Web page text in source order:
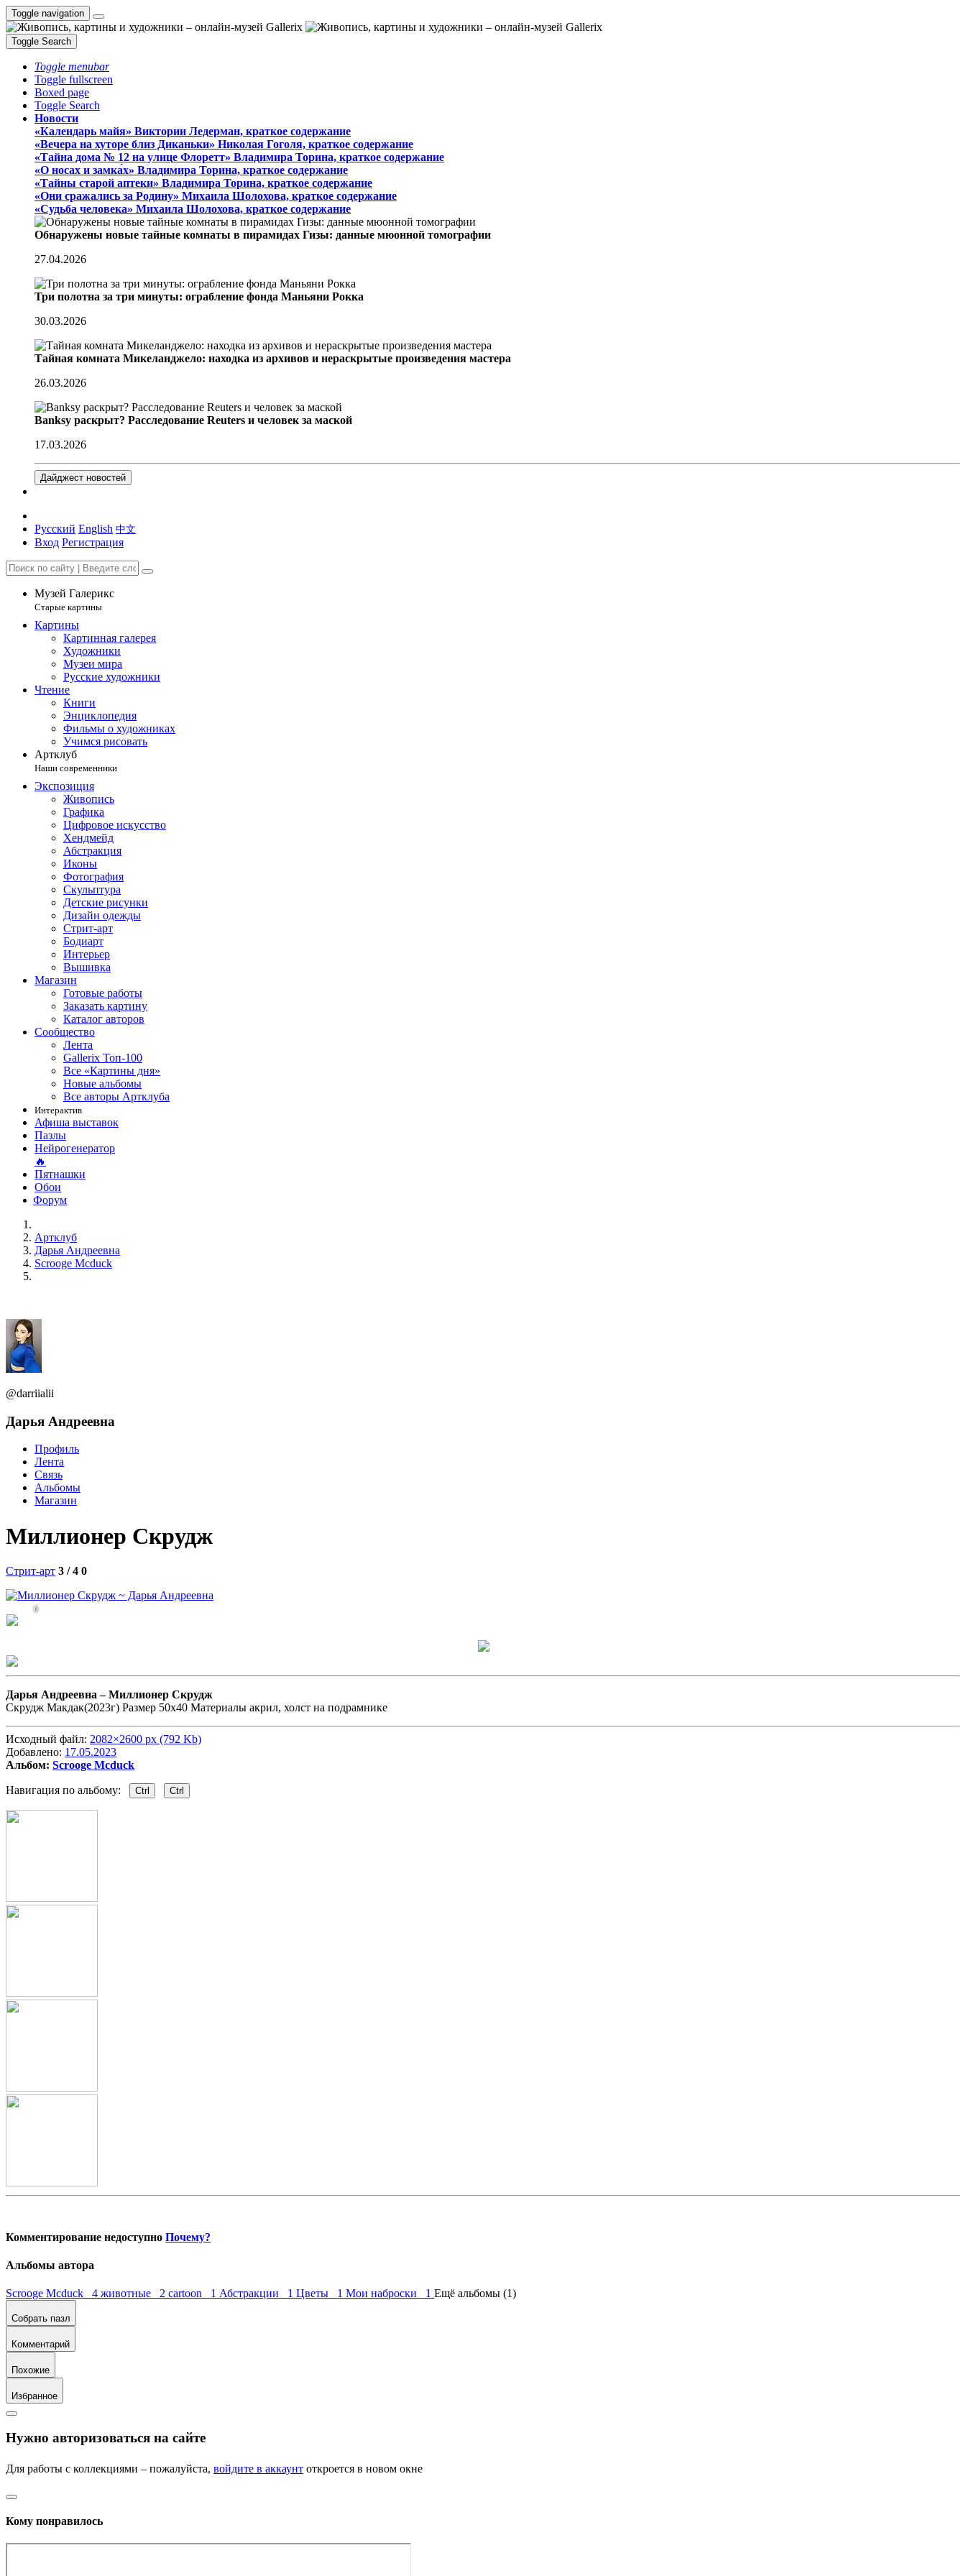
Toggle navigation
Toggle Search
Toggle menubar
Toggle fullscreen
Boxed page
Toggle Search
Новости
«Календарь майя» Виктории Ледерман, краткое содержание
«Вечера на хуторе близ Диканьки» Николая Гоголя, краткое содержание
«Тайна дома № 12 на улице Флоретт» Владимира Торина, краткое содержание
«О носах и замка́х» Владимира Торина, краткое содержание
«Тайны старой аптеки» Владимира Торина, краткое содержание
«Они сражались за Родину» Михаила Шолохова, краткое содержание
«Судьба человека» Михаила Шолохова, краткое содержание
Обнаружены новые тайные комнаты в пирамидах Гизы: данные мюонной томографии
27.04.2026
Три полотна за три минуты: ограбление фонда Маньяни Рокка
30.03.2026
Тайная комната Микеланджело: находка из архивов и нераскрытые произведения мастера
26.03.2026
Banksy раскрыт? Расследование Reuters и человек за маской
17.03.2026
Дайджест новостей
Русский English 中文
Вход Регистрация
Музей Галерикс
Старые картины
Картины
Картинная галерея
Художники
Музеи мира
Русские художники
Чтение
Книги
Энциклопедия
Фильмы о художниках
Учимся рисовать
Артклуб
Наши современники
Экспозиция
Живопись
Графика
Цифровое искусство
Хендмейд
Абстракция
Иконы
Фотография
Скульптура
Детские рисунки
Дизайн одежды
Стрит-арт
Бодиарт
Интерьер
Вышивка
Магазин
Готовые работы
Заказать картину
Каталог авторов
Сообщество
Лента
Gallerix Топ-100
Все «Картины дня»
Новые альбомы
Все авторы Артклуба
Интерактив
Афиша выставок
Пазлы
Нейрогенератор
🔥
Пятнашки
Обои
Форум
Артклуб
Дарья Андреевна
Scrooge Mcduck
@darriialii
Дарья Андреевна
Профиль
Лента
Связь
Альбомы
Магазин
Миллионер Скрудж
Стрит-арт 3 / 4 0
0
Дарья Андреевна –Миллионер Скрудж
Скрудж Макдак(2023г) Размер 50х40 Материалы акрил, холст на подрамнике
Исходный файл: 2082×2600 px (792 Kb)
Добавлено: 17.05.2023
Альбом: Scrooge Mcduck
Навигация по альбому: Ctrl Ctrl
Комментирование недоступно Почему?
Альбомы автора
Scrooge Mcduck 4 животные 2 cartoon 1 Абстракции 1 Цветы 1 Мои наброски 1 Ещё альбомы (1)
Собрать пазл
Комментарий
Похожие
Избранное
Нужно авторизоваться на сайте
Для работы с коллекциями – пожалуйста, войдите в аккаунт откроется в новом окне
Кому понравилось